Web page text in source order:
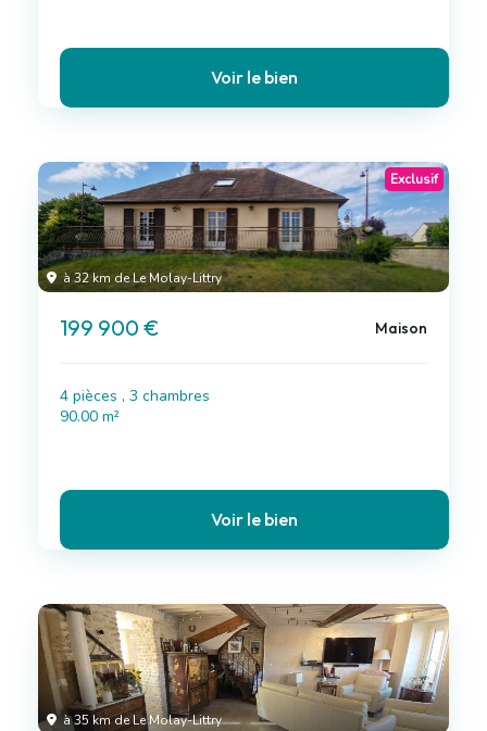
Voir le bien
à 32 km de Le Molay-Littry
Exclusif
199 900 € Maison
4 pièces , 3 chambres
90.00 m²
Voir le bien
à 35 km de Le Molay-Littry